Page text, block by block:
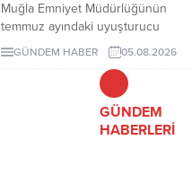
Muğla Emniyet Müdürlüğünün
temmuz ayındaki uyuşturucu
operasyonlarında 243 şüpheli
gözaltına alındı, 29 kişi tutuklandı.
GÜNDEM HABER 05.08.2026
GÜNDEM
HABERLERİ